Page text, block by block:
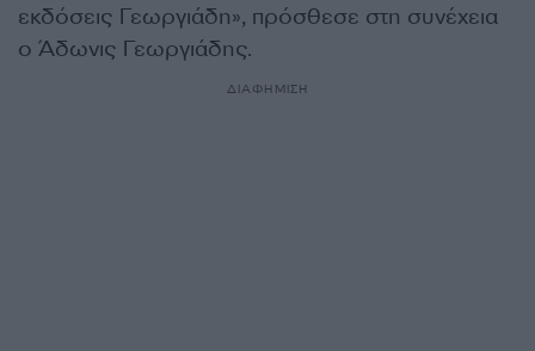
εκδόσεις Γεωργιάδη», πρόσθεσε στη συνέχεια
ο Άδωνις Γεωργιάδης.
ΔΙΑΦΗΜΙΣΗ